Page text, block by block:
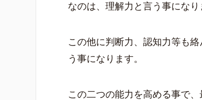
なのは、理解力と言う事になり
この他に判断力、認知力等も
う事になります。
この二つの能力を高める事で